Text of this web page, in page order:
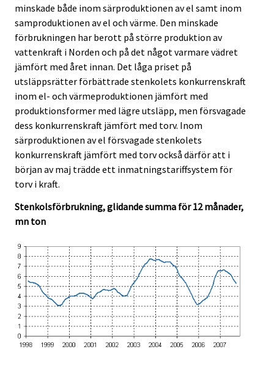
minskade både inom särproduktionen av el samt inom
samproduktionen av el och värme. Den minskade
förbrukningen har berott på större produktion av
vattenkraft i Norden och på det något varmare vädret
jämfört med året innan. Det låga priset på
utsläppsrätter förbättrade stenkolets konkurrenskraft
inom el- och värmeproduktionen jämfört med
produktionsformer med lägre utsläpp, men försvagade
dess konkurrenskraft jämfört med torv. Inom
särproduktionen av el försvagade stenkolets
konkurrenskraft jämfört med torv också därför att i
början av maj trädde ett inmatningstariffsystem för
torv i kraft.
Stenkolsförbrukning, glidande summa för 12 månader,
mn ton